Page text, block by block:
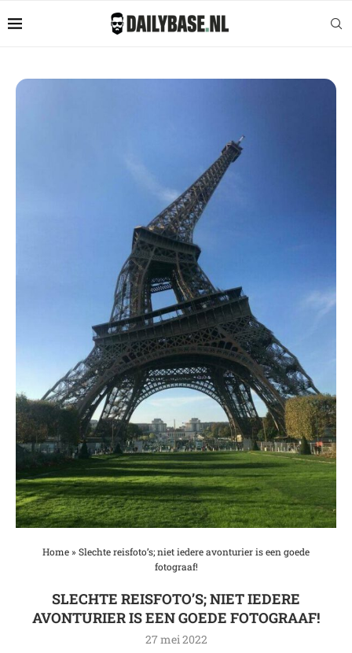
Home» Slechte reisfoto’s; niet iedere avonturier is een goede
fotograaf!
SLECHTE REISFOTO’S; NIET IEDERE
AVONTURIER IS EEN GOEDE FOTOGRAAF!
27 mei 2022